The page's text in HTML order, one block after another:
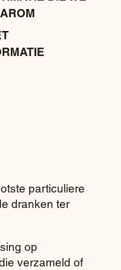
particuliere
dranken ter
op
verzameld of